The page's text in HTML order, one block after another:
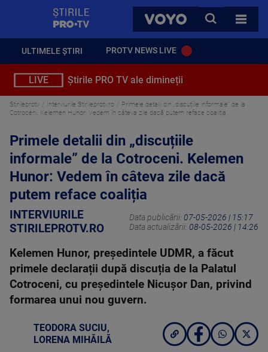
VOYO
CAUTA
TOATE
ULTIMELE ȘTIRI PROTV NEWS LIVE
LIVE Știrile PRO TV ale dimineții
Stirileprotv Interviurile Stirileprotv.ro
Primele detalii din „discuțiile informale” de la
Cotroceni. Kelemen Hunor: Vedem în câteva zile dacă putem reface coaliția
Primele detalii din „discuțiile
informale” de la Cotroceni. Kelemen
Hunor: Vedem în câteva zile dacă
putem reface coaliția
INTERVIURILE
STIRILEPROTV.RO
Data publicării: 07-05-2026 | 15:17
Data actualizării: 08-05-2026 | 14:26
Kelemen Hunor, președintele UDMR, a făcut
primele declarații după discuția de la Palatul
Cotroceni, cu președintele Nicușor Dan, privind
formarea unui nou guvern.
TEODORA SUCIU,
LORENA MIHĂILĂ